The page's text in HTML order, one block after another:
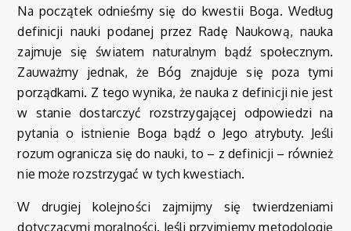
Na początek odnieśmy się do kwestii Boga. Według
definicji nauki podanej przez Radę Naukową, nauka
zajmuje się światem naturalnym bądź społecznym.
Zauważmy jednak, że Bóg znajduje się poza tymi
porządkami. Z tego wynika, że nauka z definicji nie jest
w stanie dostarczyć rozstrzygającej odpowiedzi na
pytania o istnienie Boga bądź o Jego atrybuty. Jeśli
rozum ogranicza się do nauki, to – z definicji – również
nie może rozstrzygać w tych kwestiach.
W drugiej kolejności zajmijmy się twierdzeniami
dotyczącymi moralności. Jeśli przyjmiemy metodologię